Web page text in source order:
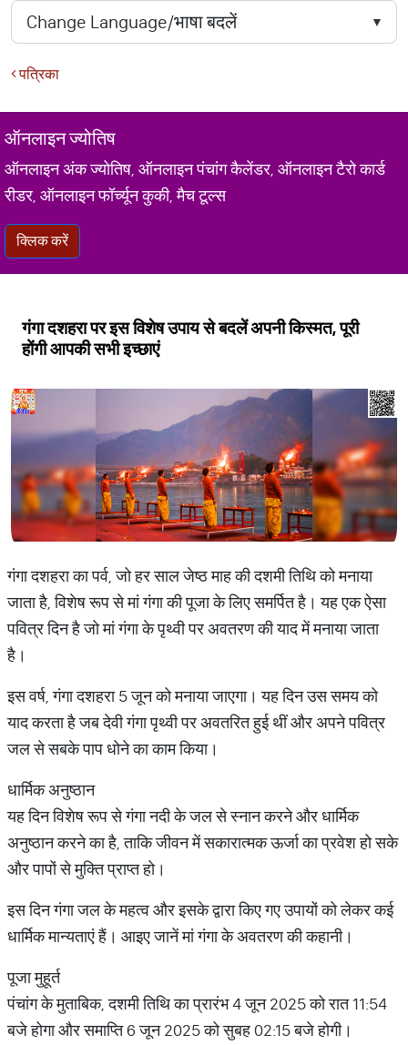
पत्रिका
ऑनलाइन ज्योतिष
ऑनलाइन अंक ज्योतिष, ऑनलाइन पंचांग कैलेंडर, ऑनलाइन टैरो कार्ड
रीडर, ऑनलाइन फॉर्च्यून कुकी, मैच टूल्स
क्लिक करें
गंगा दशहरा पर इस विशेष उपाय से बदलें अपनी किस्मत, पूरी
होंगी आपकी सभी इच्छाएं
गंगा दशहरा का पर्व, जो हर साल जेष्ठ माह की दशमी तिथि को मनाया
जाता है, विशेष रूप से मां गंगा की पूजा के लिए समर्पित है। यह एक ऐसा
पवित्र दिन है जो मां गंगा के पृथ्वी पर अवतरण की याद में मनाया जाता
है।
इस वर्ष, गंगा दशहरा 5 जून को मनाया जाएगा। यह दिन उस समय को
याद करता है जब देवी गंगा पृथ्वी पर अवतरित हुई थीं और अपने पवित्र
जल से सबके पाप धोने का काम किया।
धार्मिक अनुष्ठान
यह दिन विशेष रूप से गंगा नदी के जल से स्नान करने और धार्मिक
अनुष्ठान करने का है, ताकि जीवन में सकारात्मक ऊर्जा का प्रवेश हो सके
और पापों से मुक्ति प्राप्त हो।
इस दिन गंगा जल के महत्व और इसके द्वारा किए गए उपायों को लेकर कई
धार्मिक मान्यताएं हैं। आइए जानें मां गंगा के अवतरण की कहानी।
पूजा मुहूर्त
पंचांग के मुताबिक, दशमी तिथि का प्रारंभ 4 जून 2025 को रात 11:54
बजे होगा और समाप्ति 6 जून 2025 को सुबह 02:15 बजे होगी।